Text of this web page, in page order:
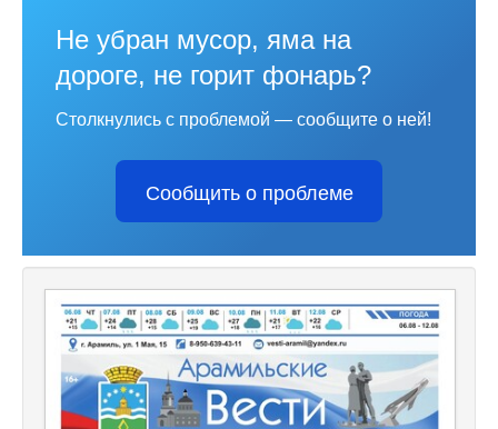
Не убран мусор, яма на
дороге, не горит фонарь?
Столкнулись с проблемой — сообщите о ней!
Сообщить о проблеме